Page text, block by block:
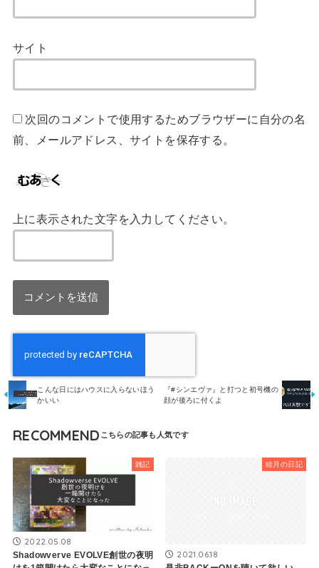
サイト
次回のコメントで使用するためブラウザーに自分の名
前、メールアドレス、サイトを保存する。
上に表示された文字を入力してください。
こんな日にはハウスに入らないほう
かいい
『#シンエヴァ』と打つと初号機の
顔が後ろに付くよ
RECOMMEND
雑記
2022.05.08
Shadowverve EVOLVE創世の夜明
睦月の日記
2021.06.18